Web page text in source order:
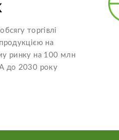
торгівлі
на
ринку на 100 млн
до 2030 року